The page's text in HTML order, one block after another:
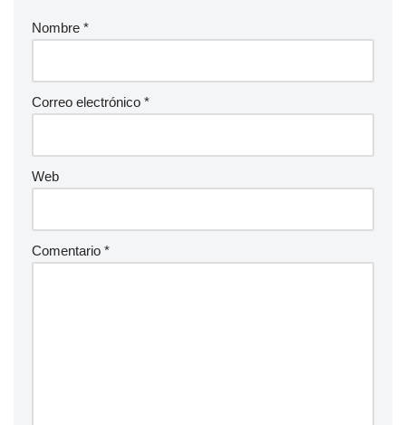
Nombre *
Correo electrónico *
Web
Comentario *